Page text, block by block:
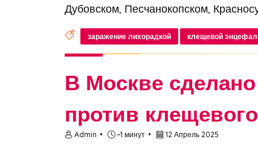
Дубовском, Песчанокопском,
заражение лихорадкой клещевой
В Москве
против
Admin ~1 минут 12 Апрель 2025